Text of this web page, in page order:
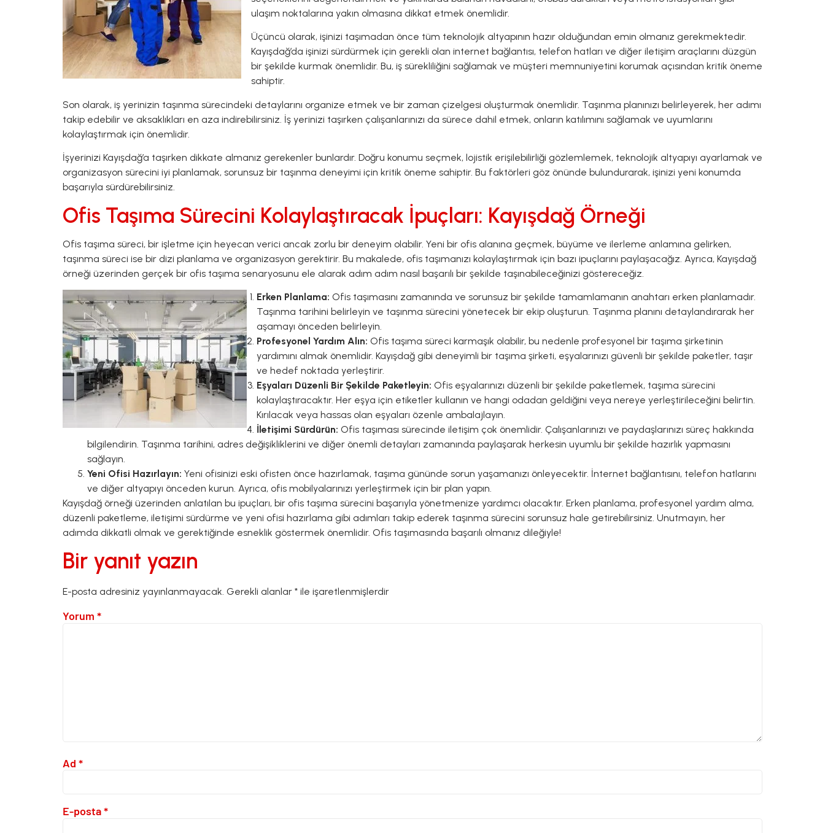
ulaşım noktalarına yakın olmasına dikkat etmek önemlidir.
Üçüncü olarak, işinizi taşımadan önce tüm teknolojik altyapının hazır olduğundan emin olmanız gerekmektedir.
Kayışdağ’da işinizi sürdürmek için gerekli olan internet bağlantısı, telefon hatları ve diğer iletişim araçlarını düzgün
bir şekilde kurmak önemlidir. Bu, iş sürekliliğini sağlamak ve müşteri memnuniyetini korumak açısından kritik öneme
sahiptir.
Son olarak, iş yerinizin taşınma sürecindeki detaylarını organize etmek ve bir zaman çizelgesi oluşturmak önemlidir. Taşınma planınızı belirleyerek, her adımı
takip edebilir ve aksaklıkları en aza indirebilirsiniz. İş yerinizi taşırken çalışanlarınızı da sürece dahil etmek, onların katılımını sağlamak ve uyumlarını
kolaylaştırmak için önemlidir.
İşyerinizi Kayışdağ’a taşırken dikkate almanız gerekenler bunlardır. Doğru konumu seçmek, lojistik erişilebilirliği gözlemlemek, teknolojik altyapıyı ayarlamak ve
organizasyon sürecini iyi planlamak, sorunsuz bir taşınma deneyimi için kritik öneme sahiptir. Bu faktörleri göz önünde bulundurarak, işinizi yeni konumda
başarıyla sürdürebilirsiniz.
Ofis Taşıma Sürecini Kolaylaştıracak İpuçları: Kayışdağ Örneği
Ofis taşıma süreci, bir işletme için heyecan verici ancak zorlu bir deneyim olabilir. Yeni bir ofis alanına geçmek, büyüme ve ilerleme anlamına gelirken,
taşınma süreci ise bir dizi planlama ve organizasyon gerektirir. Bu makalede, ofis taşımanızı kolaylaştırmak için bazı ipuçlarını paylaşacağız. Ayrıca, Kayışdağ
örneği üzerinden gerçek bir ofis taşıma senaryosunu ele alarak adım adım nasıl başarılı bir şekilde taşınabileceğinizi göstereceğiz.
Erken Planlama: Ofis taşımasını zamanında ve sorunsuz bir şekilde tamamlamanın anahtarı erken planlamadır.
Taşınma tarihini belirleyin ve taşınma sürecini yönetecek bir ekip oluşturun. Taşınma planını detaylandırarak her
aşamayı önceden belirleyin.
Profesyonel Yardım Alın: Ofis taşıma süreci karmaşık olabilir, bu nedenle profesyonel bir taşıma şirketinin
yardımını almak önemlidir. Kayışdağ gibi deneyimli bir taşıma şirketi, eşyalarınızı güvenli bir şekilde paketler, taşır
ve hedef noktada yerleştirir.
Eşyaları Düzenli Bir Şekilde Paketleyin: Ofis eşyalarınızı düzenli bir şekilde paketlemek, taşıma sürecini
kolaylaştıracaktır. Her eşya için etiketler kullanın ve hangi odadan geldiğini veya nereye yerleştirileceğini belirtin.
Kırılacak veya hassas olan eşyaları özenle ambalajlayın.
İletişimi Sürdürün: Ofis taşıması sürecinde iletişim çok önemlidir. Çalışanlarınızı ve paydaşlarınızı süreç hakkında
bilgilendirin. Taşınma tarihini, adres değişikliklerini ve diğer önemli detayları zamanında paylaşarak herkesin uyumlu bir şekilde hazırlık yapmasını
sağlayın.
Yeni Ofisi Hazırlayın: Yeni ofisinizi eski ofisten önce hazırlamak, taşıma gününde sorun yaşamanızı önleyecektir. İnternet bağlantısını, telefon hatlarını
ve diğer altyapıyı önceden kurun. Ayrıca, ofis mobilyalarınızı yerleştirmek için bir plan yapın.
Kayışdağ örneği üzerinden anlatılan bu ipuçları, bir ofis taşıma sürecini başarıyla yönetmenize yardımcı olacaktır. Erken planlama, profesyonel yardım alma,
düzenli paketleme, iletişimi sürdürme ve yeni ofisi hazırlama gibi adımları takip ederek taşınma sürecini sorunsuz hale getirebilirsiniz. Unutmayın, her
adımda dikkatli olmak ve gerektiğinde esneklik göstermek önemlidir. Ofis taşımasında başarılı olmanız dileğiyle!
Bir yanıt yazın
E-posta adresiniz yayınlanmayacak. Gerekli alanlar * ile işaretlenmişlerdir
Yorum *
Ad *
E-posta*